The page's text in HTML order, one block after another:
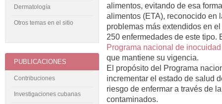
alimentos, evitando de esa
alimentos (ETA), reconocido en
problemas más extendidos en
250 enfermedades de este tipo.
Programa nacional de
que mantiene su vigencia.
El propósito del Programa
incrementar el estado de salud
riesgo de enfermar a través de
contaminados.
Dermatología
Otros temas en el sitio
PUBLICACIONES
Contribuciones
Investigaciones cubanas